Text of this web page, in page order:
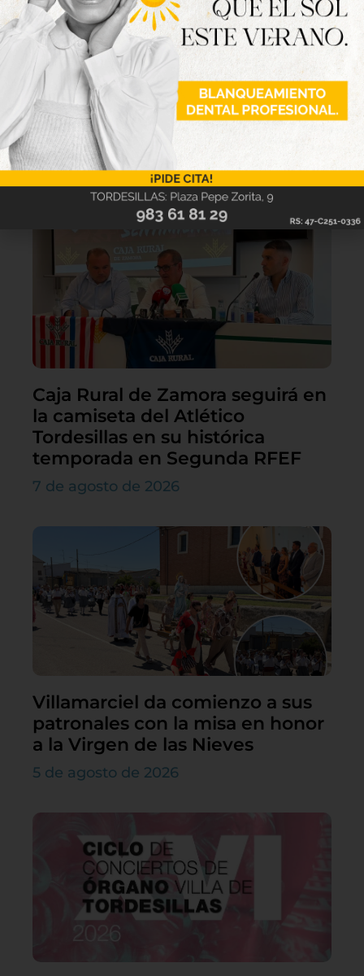
Lo último
Caja Rural de Zamora seguirá en
la camiseta del Atlético
Tordesillas en su histórica
temporada en Segunda RFEF
7 de agosto de 2026
Villamarciel da comienzo a sus
patronales con la misa en honor
a la Virgen de las Nieves
5 de agosto de 2026